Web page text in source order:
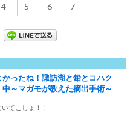
4 5 6 7
ったね！諏訪湖と鉛とコハク
～マガモが教えた摘出手術～
てこしょ！！